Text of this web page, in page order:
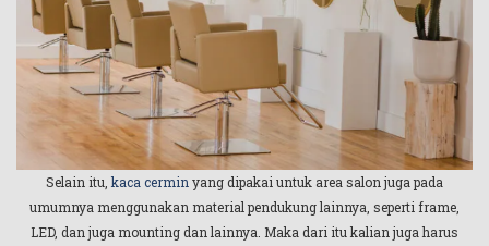
Selain itu, kaca cermin yang dipakai untuk area salon juga pada
umumnya menggunakan material pendukung lainnya, seperti frame,
LED, dan juga mounting dan lainnya. Maka dari itu kalian juga harus